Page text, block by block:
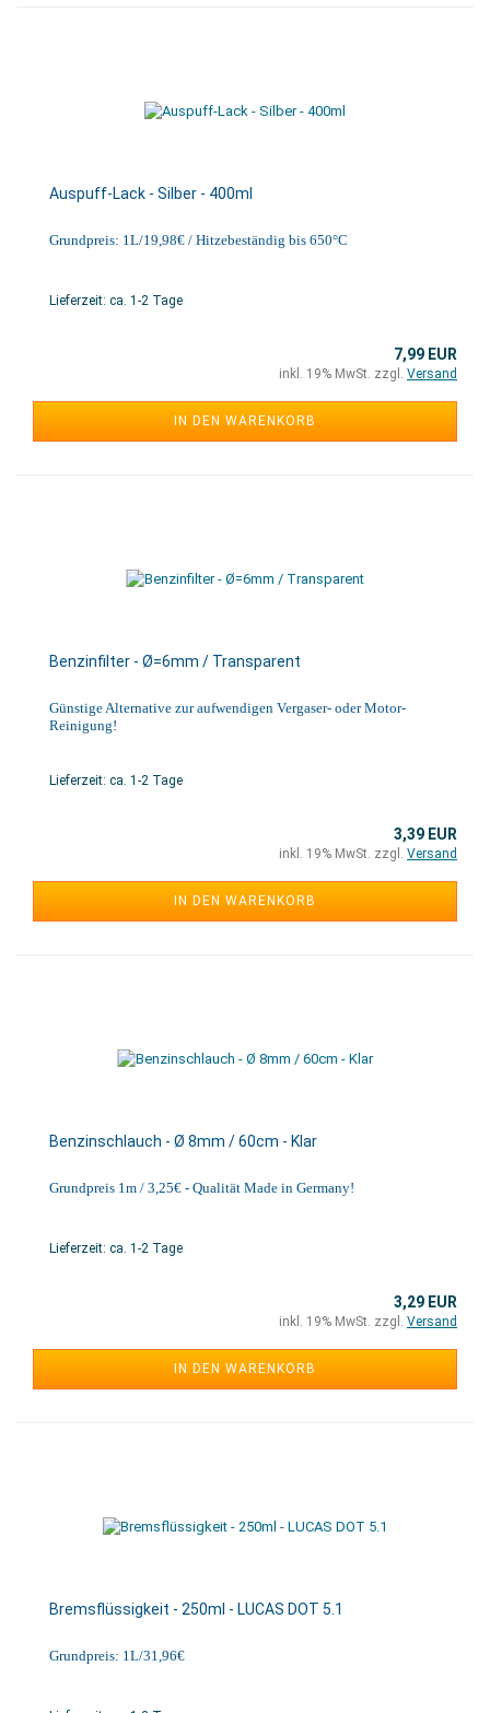
Auspuff-Lack - Silber - 400ml
Grundpreis: 1L/19,98€ / Hitzebeständig bis 650°C
Lieferzeit: ca. 1-2 Tage
7,99 EUR
inkl. 19% MwSt. zzgl. Versand
IN DEN WARENKORB
Benzinfilter - Ø=6mm / Transparent
Günstige Alternative zur aufwendigen Vergaser- oder Motor-
Reinigung!
Lieferzeit: ca. 1-2 Tage
3,39 EUR
inkl. 19% MwSt. zzgl. Versand
IN DEN WARENKORB
Benzinschlauch - Ø 8mm / 60cm - Klar
Grundpreis 1m / 3,25€ - Qualität Made in Germany!
Lieferzeit: ca. 1-2 Tage
3,29 EUR
inkl. 19% MwSt. zzgl. Versand
IN DEN WARENKORB
Bremsflüssigkeit - 250ml - LUCAS DOT 5.1
Grundpreis: 1L/31,96€